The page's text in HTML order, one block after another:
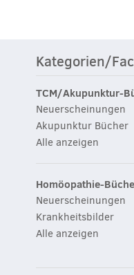
Kategorien/
TCM/Akupunktur-
Neuerscheinungen
Akupunktur Bücher
Alle anzeigen
Homöopathie-
Neuerscheinungen
Krankheitsbilder
Alle anzeigen